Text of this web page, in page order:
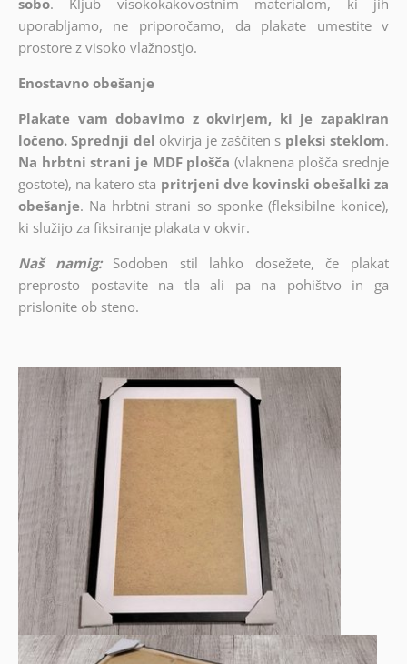
sobo. Kljub visokokakovostnim materialom, ki jih
uporabljamo, ne priporočamo, da plakate umestite v
prostore z visoko vlažnostjo.
Enostavno obešanje
Plakate vam dobavimo z okvirjem, ki je zapakiran
ločeno. Sprednji del okvirja je zaščiten s pleksi steklom.
Na hrbtni strani je MDF plošča (vlaknena plošča srednje
gostote), na katero sta pritrjeni dve kovinski obešalki za
obešanje. Na hrbtni strani so sponke (fleksibilne konice),
ki služijo za fiksiranje plakata v okvir.
Naš namig:
Sodoben stil lahko dosežete, če plakat
preprosto postavite na tla ali pa na pohištvo in ga
prislonite ob steno.